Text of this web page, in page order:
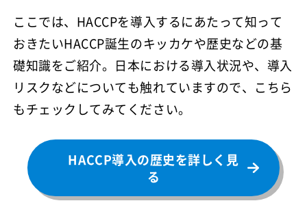
ここでは、HACCPを導入するにあたって知って
おきたいHACCP誕生のキッカケや歴史などの基
礎知識をご紹介。日本における導入状況や、導入
リスクなどについても触れていますので、こちら
もチェックしてみてください。
HACCP導入の歴史を詳しく見
る